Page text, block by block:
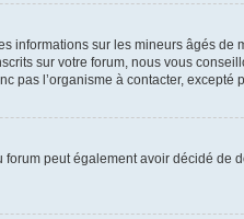
informations sur les mineurs âgés
sur votre forum, nous vous
pas l’organisme à contacter, excepté
peut également avoir décidé de